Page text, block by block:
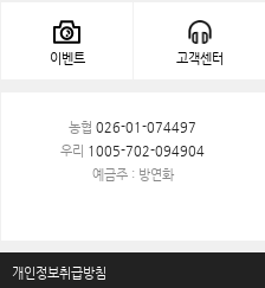
이벤트 고객센터
농협 026-01-074497
우리 1005-702-094904
예금주 : 방연화
개인정보취급방침